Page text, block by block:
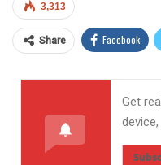
3,313
Share Facebook
Get